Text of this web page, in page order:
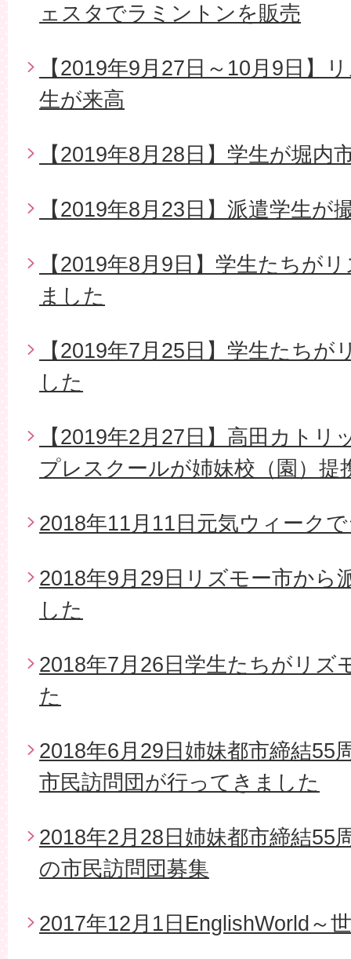
ェスタでラミントンを販売
【2019年9月27日～10月9日】
生が来高
【2019年8月28日】学生が堀内
【2019年8月23日】派遣学生が
【2019年8月9日】学生たちが
ました
【2019年7月25日】学生たち
した
【2019年2月27日】高田カト
プレスクールが姉妹校（園）提
2018年11月11日元気ウィーク
2018年9月29日リズモー市から
した
2018年7月26日学生たちがリズ
た
2018年6月29日姉妹都市締結55
市民訪問団が行ってきました
2018年2月28日姉妹都市締結55
の市民訪問団募集
2017年12月1日EnglishWorld～